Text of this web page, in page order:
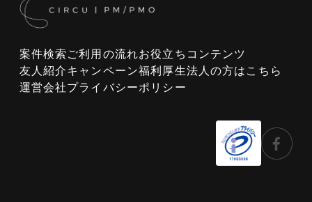
案件検索 ご利用の流れお役立ちコンテンツ
友人紹介キャンペーン福利厚生法人の方はこちら
運営会社プライバシーポリシー